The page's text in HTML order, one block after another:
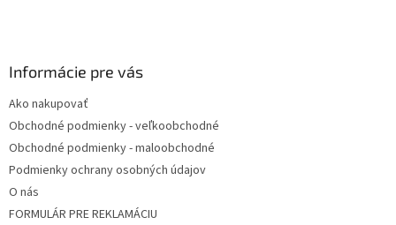
Informácie pre vás
Ako nakupovať
Obchodné podmienky - veľkoobchodné
Obchodné podmienky - maloobchodné
Podmienky ochrany osobných údajov
O nás
FORMULÁR PRE REKLAMÁCIU